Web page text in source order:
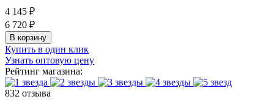
4 145 ₽
6 720 ₽
В корзину
Купить в один клик
Узнать оптовую цену
Рейтинг магазина:
832 отзыва